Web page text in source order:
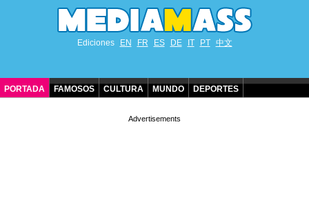
Ediciones EN FR ES DE IT PT 中文
PORTADA FAMOSOS CULTURA MUNDO DEPORTES